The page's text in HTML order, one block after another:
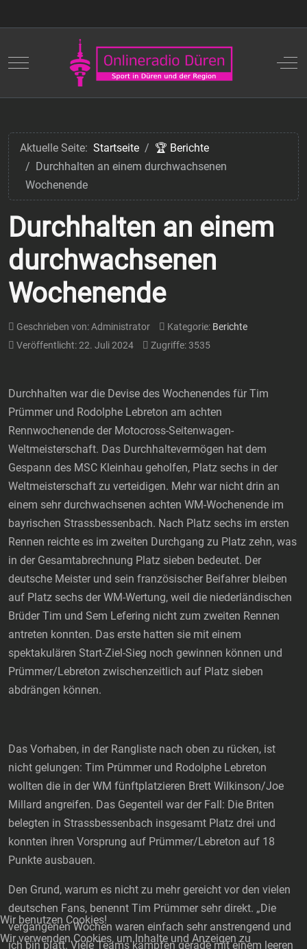
Mobile Menu Toggle Off-
Aktuelle Seite: Startseite
🏆 Berichte
Durchhalten an einem durchwachsenen
Wochenende
Durchhalten an einem
durchwachsenen
Wochenende
Geschrieben von:Administrator Kategorie: Berichte
Veröffentlicht: 22. Juli 2024
Zugriffe: 3535
Durchhalten war die Devise des Wochenendes für Tim
Prümmer und Rodolphe Lebreton am achten
Rennwochenende der Motocross-Seitenwagen-
Weltmeisterschaft. Das Durchhaltevermögen hat dem
Gespann des MSC Kleinhau geholfen, Platz sechs in der
Weltmeisterschaft zu verteidigen. Mehr war nicht drin an
einem sehr durchwachsenen achten WM-Wochenende im
bayrischen Strassbessenbach. Nach Platz sechs im ersten
Rennen reichte es im zweiten Durchgang zu Platz zehn, was
in der Gesamtabrechnung Platz sieben bedeutet. Der
deutsche Meister und sein französischer Beifahrer bleiben
auf Platz sechs der WM-Wertung, weil die niederländischen
Brüder Tim und Sem Lefering nicht zum zweiten Rennen
antreten konnten. Das erste hatten sie mit einem
spektakulären Start-Ziel-Sieg noch gewinnen können und
Prümmer/Lebreton zwischenzeitlich auf Platz sieben
abdrängen können.
Das Vorhaben, in der Rangliste nach oben zu rücken, ist
nicht gelungen: Tim Prümmer und Rodolphe Lebreton
wollten die in der WM fünftplatzieren Brett Wilkinson/Joe
Millard angreifen. Das Gegenteil war der Fall: Die Briten
belegten in Strassbessenbach insgesamt Platz drei und
konnten ihren Vorsprung auf Prümmer/Lebreton auf 18
Punkte ausbauen.
Den Grund, warum es nicht zu mehr gereicht vor den vielen
deutschen Fans, benennt Tim Prümmer sehr direkt. „Die
vergangenen Wochen waren einfach sehr anstrengend und
ich bin platt. Viele Teams kämpfen gerade mit einem leeren
Wir benutzen Cookies!
Wir verwenden Cookies, um Inhalte und Anzeigen zu